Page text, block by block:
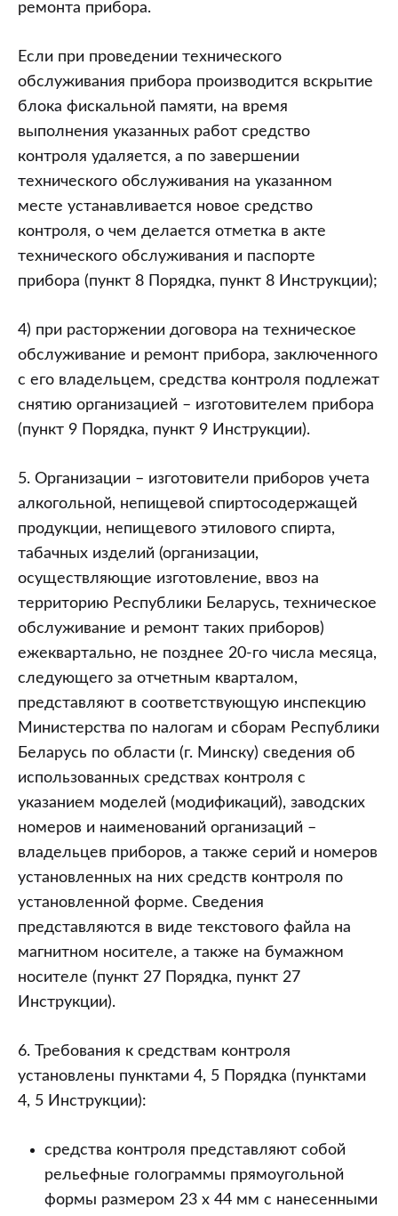
ремонта прибора.
Если при проведении технического
обслуживания прибора производится вскрытие
блока фискальной памяти, на время
выполнения указанных работ средство
контроля удаляется, а по завершении
технического обслуживания на указанном
месте устанавливается новое средство
контроля, о чем делается отметка в акте
технического обслуживания и паспорте
прибора (пункт 8 Порядка, пункт 8 Инструкции);
4) при расторжении договора на техническое
обслуживание и ремонт прибора, заключенного
с его владельцем, средства контроля подлежат
снятию организацией – изготовителем прибора
(пункт 9 Порядка, пункт 9 Инструкции).
5. Организации – изготовители приборов учета
алкогольной, непищевой спиртосодержащей
продукции, непищевого этилового спирта,
табачных изделий (организации,
осуществляющие изготовление, ввоз на
территорию Республики Беларусь, техническое
обслуживание и ремонт таких приборов)
ежеквартально, не позднее 20-го числа месяца,
следующего за отчетным кварталом,
представляют в соответствующую инспекцию
Министерства по налогам и сборам Республики
Беларусь по области (г. Минску) сведения об
использованных средствах контроля с
указанием моделей (модификаций), заводских
номеров и наименований организаций –
владельцев приборов, а также серий и номеров
установленных на них средств контроля по
установленной форме. Сведения
представляются в виде текстового файла на
магнитном носителе, а также на бумажном
носителе (пункт 27 Порядка, пункт 27
Инструкции).
6. Требования к средствам контроля
установлены пунктами 4, 5 Порядка (пунктами
4, 5 Инструкции):
средства контроля представляют собой
рельефные голограммы прямоугольной
формы размером 23 x 44 мм с нанесенными